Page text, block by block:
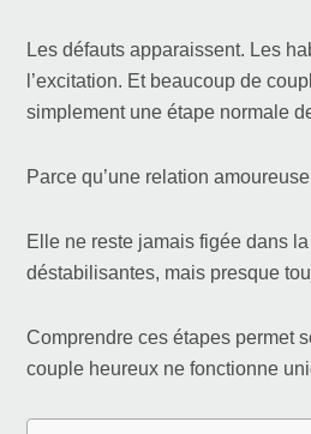
Les défauts apparaissent. Les
l’excitation. Et beaucoup de
simplement une étape normale
Parce qu’une relation
Elle ne reste jamais figée dans
déstabilisantes, mais presque
Comprendre ces étapes permet
couple heureux ne fonctionne